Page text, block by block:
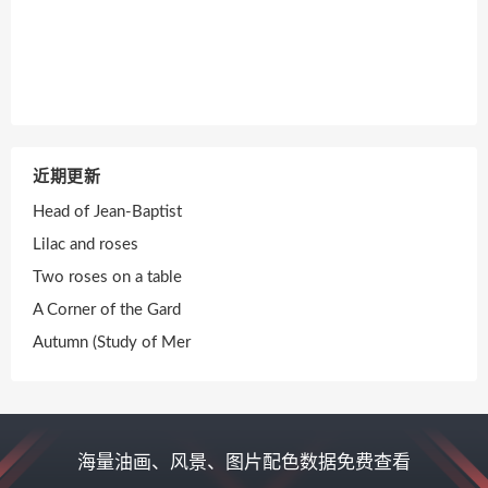
近期更新
Head of Jean-Baptist
Lilac and roses
Two roses on a table
A Corner of the Gard
Autumn (Study of Mer
海量油画、风景、图片配色数据免费查看